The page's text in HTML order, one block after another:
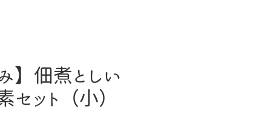
】佃煮としい
セット（小）